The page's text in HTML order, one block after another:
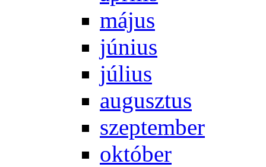
má­jus
jú­ni­us
jú­li­us
au­gusz­tus
szep­tem­ber
ok­tó­ber